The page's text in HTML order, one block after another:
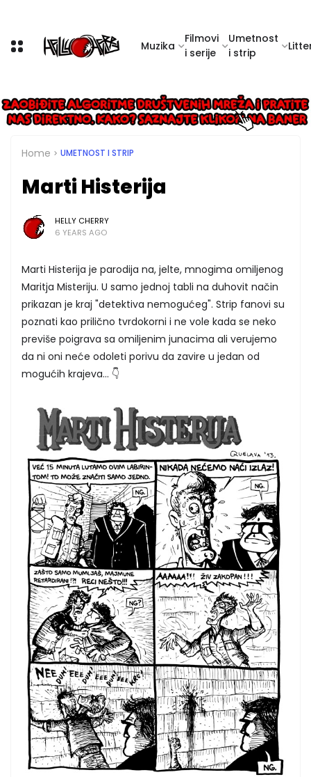
Muzika
Filmovi
i serije
Umetnost
i strip
Home UMETNOST I STRIP
Marti Histerija
HELLY CHERRY
6 YEARS AGO
Marti Histerija je parodija na, jelte, mnogima omiljenog
Maritja Misteriju. U samo jednoj tabli na duhovit način
prikazan je kraj "detektiva nemogućeg". Strip fanovi su
poznati kao prilično tvrdokorni i ne vole kada se neko
previše poigrava sa omiljenim junacima ali verujemo
da ni oni neće odoleti porivu da zavire u jedan od
mogućih krajeva... 👇